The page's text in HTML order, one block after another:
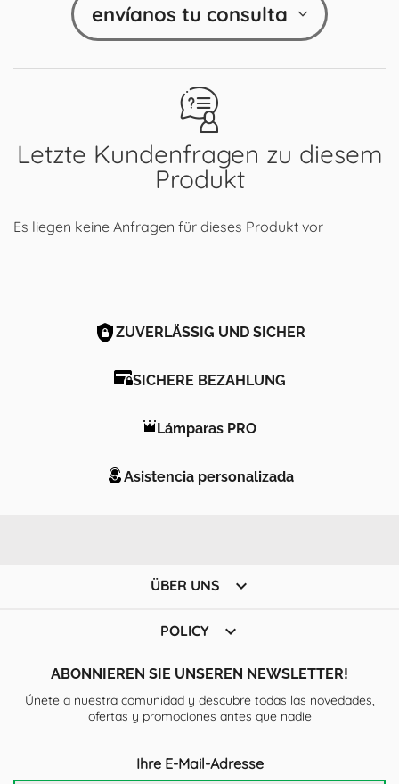
Letzte Kundenfragen zu diesem
Produkt
Es liegen keine Anfragen für dieses Produkt vor
envíanos tu consulta
ZUVERLÄSSIG UND SICHER
SICHERE BEZAHLUNG
Lámparas PRO
Asistencia personalizada
ÜBER UNS 
POLICY 
ABONNIEREN SIE UNSEREN NEWSLETTER!
Únete a nuestra comunidad y descubre todas las novedades,
ofertas y promociones antes que nadie
Ihre E-Mail-Adresse